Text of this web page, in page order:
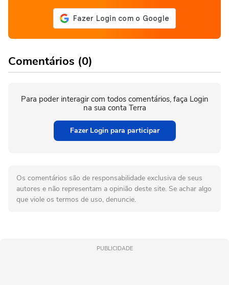
Comentários (0)
Para poder interagir com todos comentários, faça Login
na sua conta Terra
Fazer Login para participar
Os comentários são de responsabilidade exclusiva de seus
autores e não representam a opinião deste site. Se achar algo
que viole os termos de uso, denuncie.
PUBLICIDADE